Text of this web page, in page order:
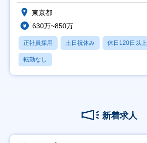
東京都
630万~850万
正社員採用 土日祝休み 休日120日以上
転勤なし
新着求人